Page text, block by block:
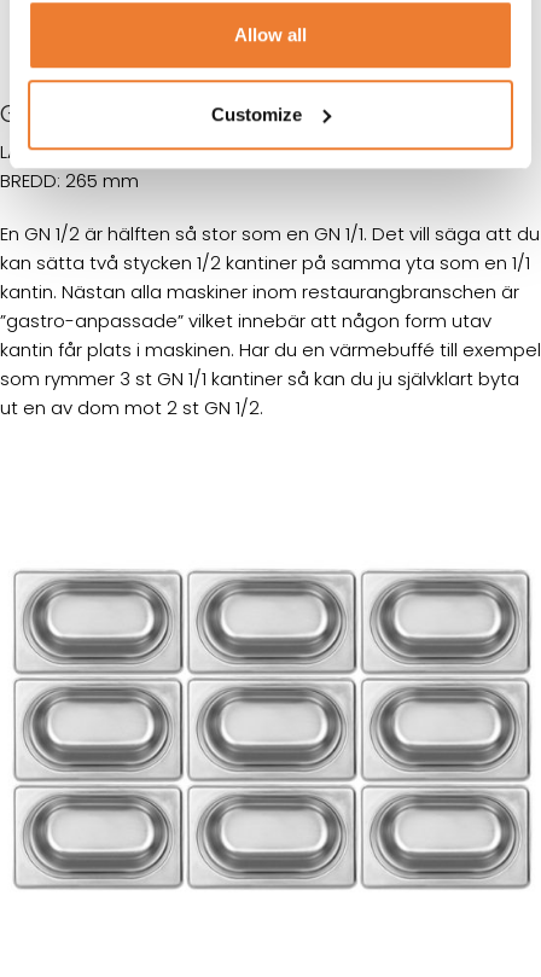
Allow all
Customize
GASTRONORMKANTIN 1/6
LÄNGD: 325 mm
BREDD: 265 mm
En GN 1/2 är hälften så stor som en GN 1/1. Det vill säga att du
kan sätta två stycken 1/2 kantiner på samma yta som en 1/1
kantin. Nästan alla maskiner inom restaurangbranschen är
”gastro-anpassade” vilket innebär att någon form utav
kantin får plats i maskinen. Har du en värmebuffé till exempel
som rymmer 3 st GN 1/1 kantiner så kan du ju självklart byta
ut en av dom mot 2 st GN 1/2.